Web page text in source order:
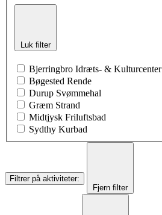
Luk filter
Bjerringbro Idræts- & Kulturcenter
Bøgested Rende
Durup Svømmehal
Græm Strand
Midtjysk Friluftsbad
Sydthy Kurbad
Filtrer på aktiviteter:
Fjern filter